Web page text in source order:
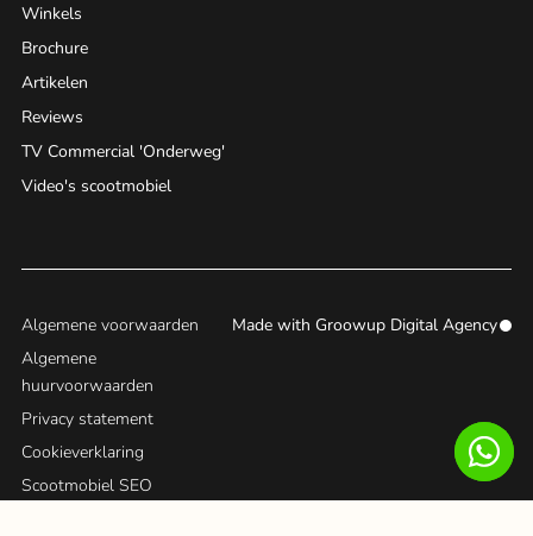
Winkels
Brochure
Artikelen
Reviews
TV Commercial 'Onderweg'
Video's scootmobiel
Algemene voorwaarden
Algemene
huurvoorwaarden
Privacy statement
Cookieverklaring
Scootmobiel SEO
Made with Groowup Digital Agency